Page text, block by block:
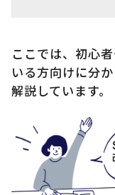
ここでは、初心
いる方向けに分
解説しています。